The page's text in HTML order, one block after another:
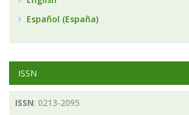
Español (España)
ISSN
ISSN: 0213-2095